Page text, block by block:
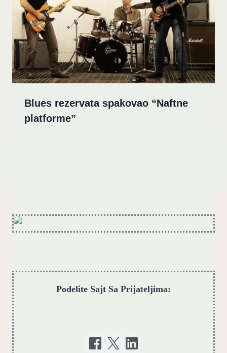
Blues rezervata spakovao “Naftne
platforme”
Podelite Sajt Sa Prijateljima: